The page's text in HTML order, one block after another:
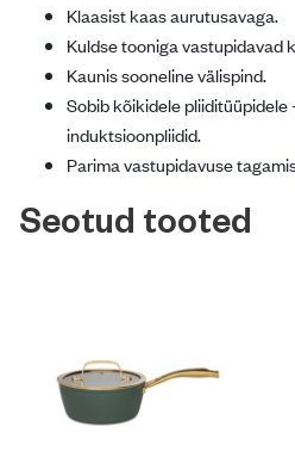
Klaasist kaas aurutusavaga.
Kuldse tooniga vastupidavad
Kaunis sooneline välispind.
Sobib kõikidele pliiditüüpidele
induktsioonpliidid.
Parima vastupidavuse
Seotud tooted